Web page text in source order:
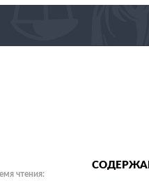
чтения: